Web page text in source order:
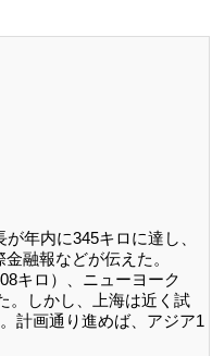
年内に345キロに達し、
融報などが伝えた。
キロ）、ニューヨーク
。しかし、上海は近く試
計画通り進めば、アジア1